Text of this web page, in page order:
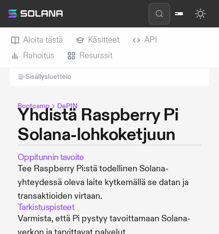
Aloita tästä Käsitteet
API
Rahoitus
Resurssit
Sisällysluettelo
Bootcamp DePIN
Yhdistä Raspberry Pi
Solana-lohkoketjuun
Oppitunnin tavoite
Tee Raspberry Pi:stä todellinen Solana-
yhteydessä oleva laite kytkemällä se datan ja
transaktioiden virtaan.
Tarkistuspisteet
Varmista, että Pi pystyy tavoittamaan Solana-